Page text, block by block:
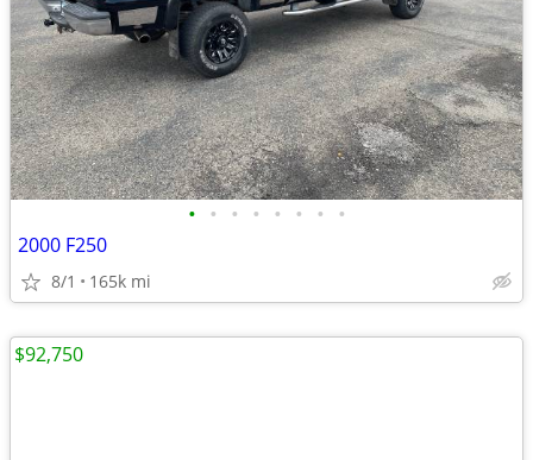
• • • • • • • •
2000 F250
8/1 165k mi
$92,750